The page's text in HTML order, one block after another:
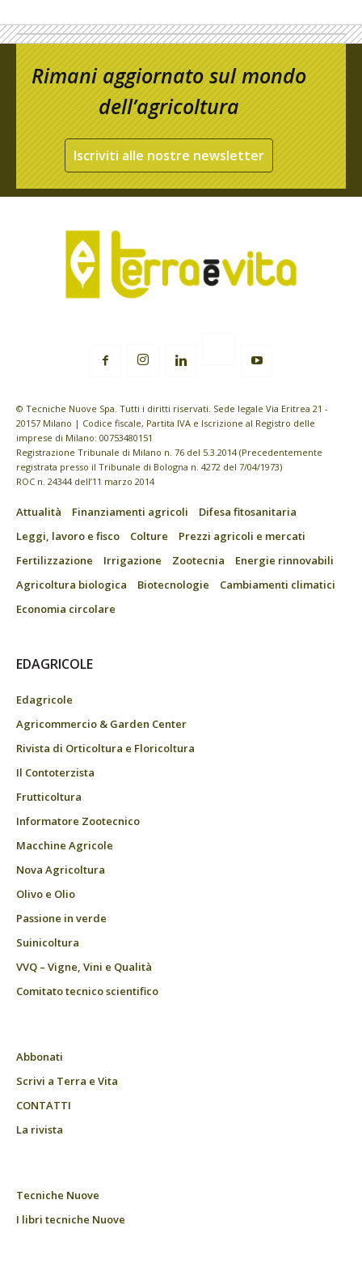
Rimani aggiornato sul mondo
dell’agricoltura
Iscriviti alle nostre newsletter
© Tecniche Nuove Spa. Tutti i diritti riservati. Sede legale Via Eritrea 21 -
20157 Milano | Codice fiscale, Partita IVA e Iscrizione al Registro delle
imprese di Milano: 00753480151
Registrazione Tribunale di Milano n. 76 del 5.3.2014 (Precedentemente
registrata presso il Tribunale di Bologna n. 4272 del 7/04/1973)
ROC n. 24344 dell’11 marzo 2014
Attualità Finanziamenti agricoli
Difesa fitosanitaria
Leggi, lavoro e fisco
Colture
Prezzi agricoli e mercati
Fertilizzazione
Irrigazione Zootecnia
Energie rinnovabili
Agricoltura biologica
Biotecnologie
Cambiamenti climatici
Economia circolare
EDAGRICOLE
Edagricole
Agricommercio & Garden Center
Rivista di Orticoltura e Floricoltura
Il Contoterzista
Frutticoltura
Informatore Zootecnico
Macchine Agricole
Nova Agricoltura
Olivo e Olio
Passione in verde
Suinicoltura
VVQ – Vigne, Vini e Qualità
Comitato tecnico scientifico
Abbonati
Scrivi a Terra e Vita
CONTATTI
La rivista
Tecniche Nuove
I libri tecniche Nuove